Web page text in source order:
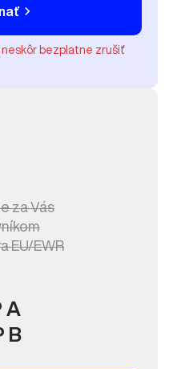
neskôr bezplatne zrušiť
za Vás
EU/EWR
A
B